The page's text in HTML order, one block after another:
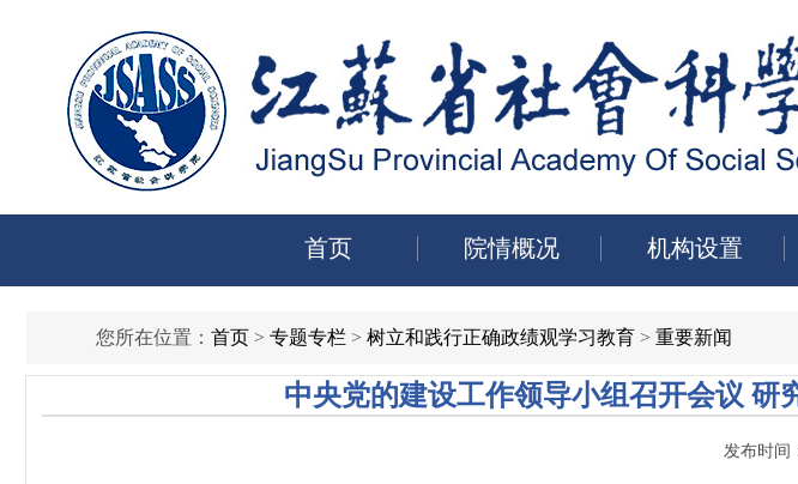
首页 院情概况 机构设置
您所在位置： 首页 > 专题专栏 > 树立和践行正确政绩观学习教育 > 重要新闻
中央党的建设工作领导小组召开会议
发布时间